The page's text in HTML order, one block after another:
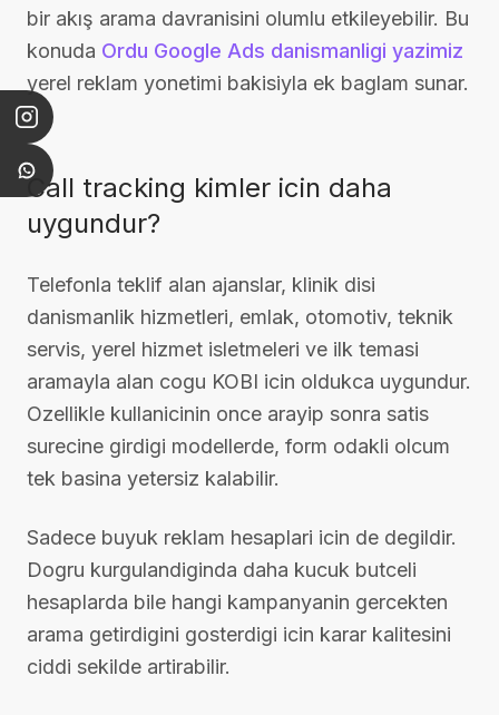
bir akış arama davranisini olumlu etkileyebilir. Bu
konuda Ordu Google Ads danismanligi yazimiz
yerel reklam yonetimi bakisiyla ek baglam sunar.
Call tracking kimler icin daha
uygundur?
Telefonla teklif alan ajanslar, klinik disi
danismanlik hizmetleri, emlak, otomotiv, teknik
servis, yerel hizmet isletmeleri ve ilk temasi
aramayla alan cogu KOBI icin oldukca uygundur.
Ozellikle kullanicinin once arayip sonra satis
surecine girdigi modellerde, form odakli olcum
tek basina yetersiz kalabilir.
Sadece buyuk reklam hesaplari icin de degildir.
Dogru kurgulandiginda daha kucuk butceli
hesaplarda bile hangi kampanyanin gercekten
arama getirdigini gosterdigi icin karar kalitesini
ciddi sekilde artirabilir.